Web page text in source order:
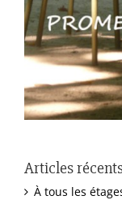
Articles
À tous les